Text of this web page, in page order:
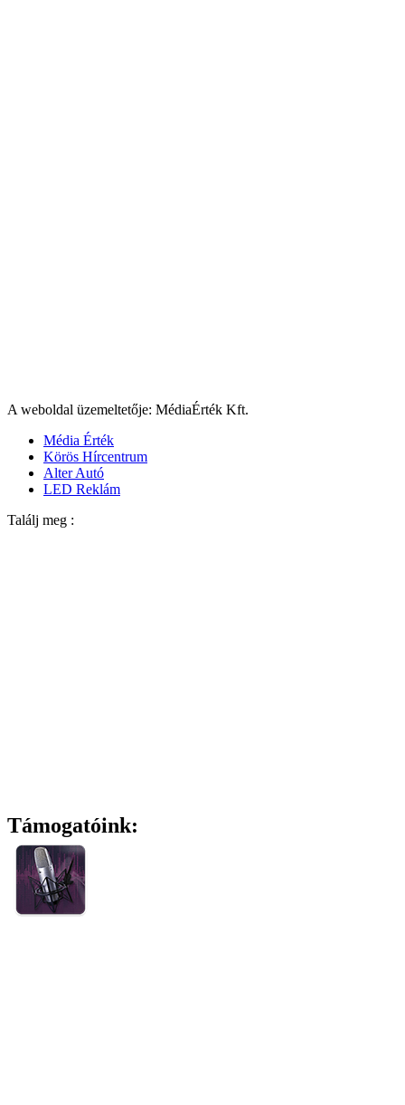
A weboldal üzemeltetője: MédiaÉrték Kft.
Média Érték
Körös Hírcentrum
Alter Autó
LED Reklám
Találj meg :
Támogatóink: